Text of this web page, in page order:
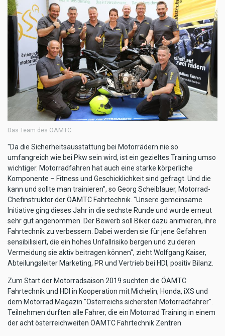
Das Team des ÖAMTC
"Da die Sicherheitsausstattung bei Motorrädern nie so
umfangreich wie bei Pkw sein wird, ist ein gezieltes Training umso
wichtiger. Motorradfahren hat auch eine starke körperliche
Komponente – Fitness und Geschicklichkeit sind gefragt. Und die
kann und sollte man trainieren", so Georg Scheiblauer, Motorrad-
Chefinstruktor der ÖAMTC Fahrtechnik. "Unsere gemeinsame
Initiative ging dieses Jahr in die sechste Runde und wurde erneut
sehr gut angenommen. Der Bewerb soll Biker dazu animieren, ihre
Fahrtechnik zu verbessern. Dabei werden sie für jene Gefahren
sensibilisiert, die ein hohes Unfallrisiko bergen und zu deren
Vermeidung sie aktiv beitragen können", zieht Wolfgang Kaiser,
Abteilungsleiter Marketing, PR und Vertrieb bei HDI, positiv Bilanz.
Zum Start der Motorradsaison 2019 suchten die ÖAMTC
Fahrtechnik und HDI in Kooperation mit Michelin, Honda, iXS und
dem Motorrad Magazin "Österreichs sichersten Motorradfahrer".
Teilnehmen durften alle Fahrer, die ein Motorrad Training in einem
der acht österreichweiten ÖAMTC Fahrtechnik Zentren